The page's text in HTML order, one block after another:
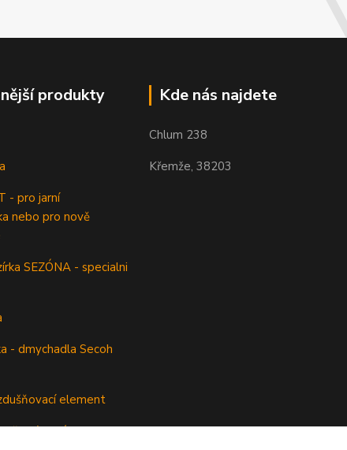
produkty
- pro jarní
nebo pro nově
SEZÓNA - specialni
- dmychadla Secoh
element
jezírkového kalu
Kde nás najdete
Chlum 238
Křemže, 38203